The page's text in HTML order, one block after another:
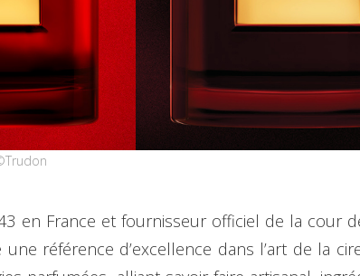
en France et fournisseur officiel de la cour
référence d’excellence dans l’art de la